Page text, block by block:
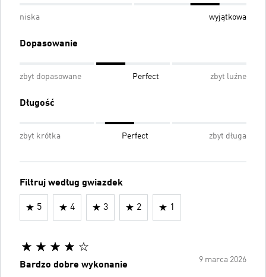
niska wyjątkowa
Dopasowanie
zbyt dopasowane Perfect zbyt luźne
Długość
zbyt krótka Perfect zbyt długa
Filtruj według gwiazdek
5 4 3 2 1
9 marca 2026
Bardzo dobre wykonanie